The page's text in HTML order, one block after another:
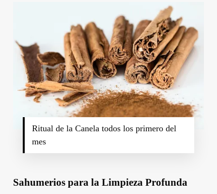
Ritual de la Canela todos los primero del
mes
Sahumerios para la Limpieza Profunda